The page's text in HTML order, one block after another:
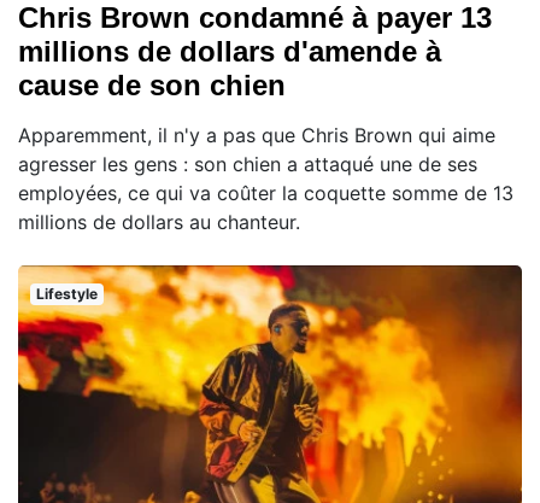
Chris Brown condamné à payer 13
millions de dollars d'amende à
cause de son chien
Apparemment, il n'y a pas que Chris Brown qui aime
agresser les gens : son chien a attaqué une de ses
employées, ce qui va coûter la coquette somme de 13
millions de dollars au chanteur.
Lifestyle